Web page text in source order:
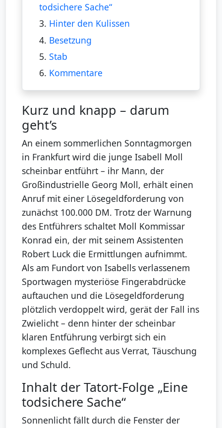
todsichere Sache“
3. Hinter den Kulissen
4. Besetzung
5. Stab
6. Kommentare
Kurz und knapp – darum
geht’s
An einem sommerlichen Sonntagmorgen
in Frankfurt wird die junge Isabell Moll
scheinbar entführt – ihr Mann, der
Großindustrielle Georg Moll, erhält einen
Anruf mit einer Lösegeldforderung von
zunächst 100.000 DM. Trotz der Warnung
des Entführers schaltet Moll Kommissar
Konrad ein, der mit seinem Assistenten
Robert Luck die Ermittlungen aufnimmt.
Als am Fundort von Isabells verlassenem
Sportwagen mysteriöse Fingerabdrücke
auftauchen und die Lösegeldforderung
plötzlich verdoppelt wird, gerät der Fall ins
Zwielicht – denn hinter der scheinbar
klaren Entführung verbirgt sich ein
komplexes Geflecht aus Verrat, Täuschung
und Schuld.
Inhalt der Tatort-Folge „Eine
todsichere Sache“
Sonnenlicht fällt durch die Fenster der